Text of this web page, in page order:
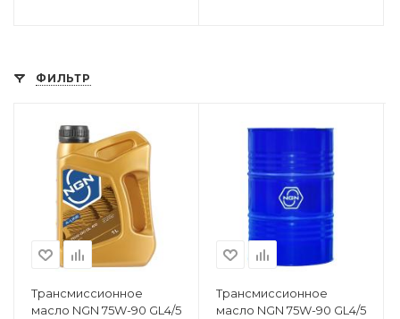
ФИЛЬТР
Трансмиссионное
масло NGN 75W-90 GL4/5
Трансмиссионное
масло NGN 75W-90 GL4/5